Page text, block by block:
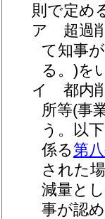
則で定め
ア
超過
て知事
る。)を
イ
都内
所等(事
う。以
係る第
された
減量と
事が認